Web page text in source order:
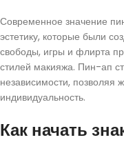
Современное значение
эстетику, которые были
свободы, игры и флирта
стилей макияжа. Пин-ап
независимости,
индивидуальность.
Как начать